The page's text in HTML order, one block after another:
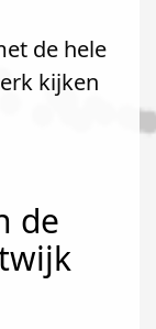
de hele
kijken
de